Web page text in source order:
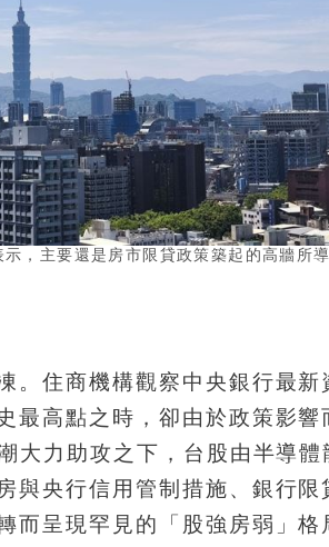
，主要還是房市限貸政策築起的高牆所
。住商機構觀察中央銀行最
最高點之時，卻由於政策影
大力助攻之下，台股由半導
與央行信用管制措施、銀行
而呈現罕見的「股強房弱」格